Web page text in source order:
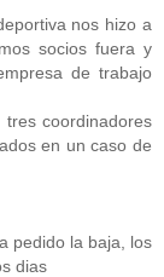
nos hizo a
socios fuera y
de trabajo
coordinadores
en un caso de
pedido la baja, los
dias